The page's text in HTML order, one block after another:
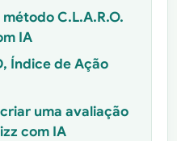
C.L.A.R.O.
IA
Índice de Ação
uma avaliação
com IA